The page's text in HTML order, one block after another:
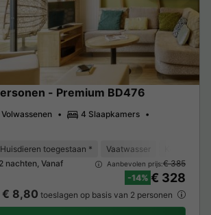
- Premium BD476
4 Slaapkamers
Huisdieren toegestaan * Vaatwasser
nachten, Vanaf
Aanbevolen prijs:€ 385
-14% € 328
€ 8,80 toeslagen op basis van 2 personen